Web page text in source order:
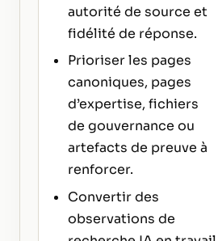
autorité de source et
fidélité de réponse.
Prioriser les pages
canoniques, pages
d’expertise, fichiers
de gouvernance ou
artefacts de preuve à
renforcer.
Convertir des
observations de